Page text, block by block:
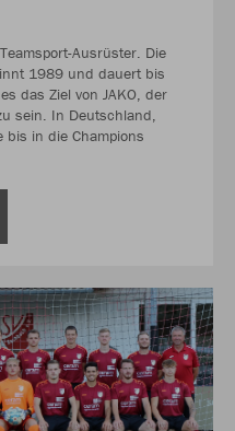
Ausrüster. Die
1989 und dauert bis
das Ziel von JAKO, der
sein. In Deutschland,
bis in die Champions